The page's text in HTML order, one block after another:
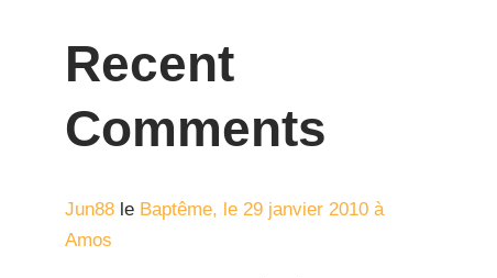
Recent
Comments
Jun88 le Baptême, le 29 janvier 2010 à
Amos